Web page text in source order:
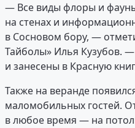
— Все виды флоры и
на стенах и
в Сосновом бору, —
Тайболы» Илья Кузубов.
и занесены в Красную
Также на веранде
маломобильных гостей.
в любое время — на